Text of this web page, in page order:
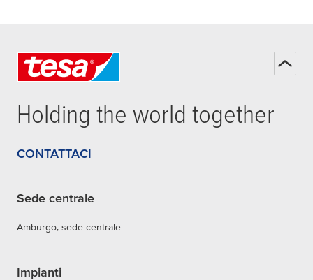
Holding the world together
CONTATTACI
Sede centrale
Amburgo, sede centrale
Impianti